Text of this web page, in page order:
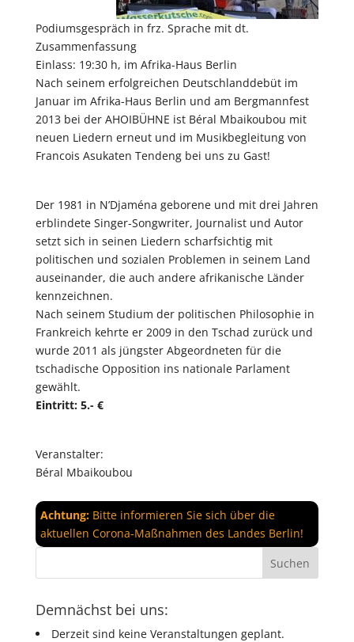
Podiumsgespräch in frz. Sprache mit dt.
Zusammenfassung
Einlass: 19:30 h, im Afrika-Haus Berlin
Nach seinem erfolgreichen Deutschlanddebüt im
Januar im Afrika-Haus Berlin und am Bergmannfest
2013 bei der AHOIBÜHNE ist Béral Mbaikoubou mit
neuen Liedern erneut und im Musikbegleitung von
Francois Asukaten Tendeng bei uns zu Gast!
Der 1981 in N’Djaména geborene und mit drei Jahren
erblindete Singer-Songwriter, Journalist und Autor
setzt sich in seinen Liedern scharfsichtig mit
politischen und sozialen Problemen in seinem Land
auseinander, die auch andere afrikanische Länder
kennzeichnen.
Nach seinem Studium der politischen Philosophie in
Frankreich kehrte er 2009 in den Tschad zurück und
wurde 2011 als jüngster Abgeordneten für die
tschadische Opposition ins nationale Parlament
gewählt.
Eintritt: 5.- €
Veranstalter:
Béral Mbaikoubou
Achtung:Bitte informieren Sie sich über die
aktuellen Corona-Maßnahmen des Landes Berlin!
Demnächst bei uns:
Derzeit sind keine Veranstaltungen geplant.